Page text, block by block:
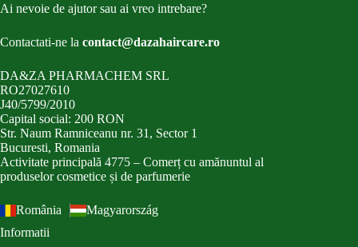
Ai nevoie de ajutor sau ai vreo intrebare?
Contactati-ne la contact@dazahaircare.ro
DA&ZA PHARMACHEM SRL
RO27027610
J40/5799/2010
Capital social: 200 RON
Str. Naum Ramniceanu nr. 31, Sector 1
Bucuresti, Romania
Activitate principală 4775 – Comerț cu amănuntul al
produselor cosmetice și de parfumerie
România
Magyarország
Informatii